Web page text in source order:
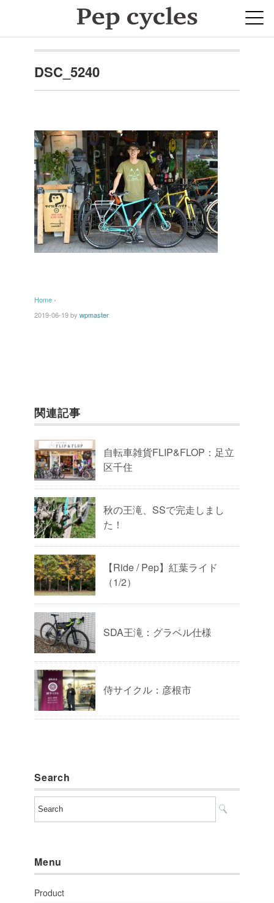
DSC_5240
Home ›
2019-06-19by wpmaster
関連記事
自転車雑貨FLIP&FLOP：足立
区千住
秋の王滝、SSで完走しまし
た！
【Ride / Pep】紅葉ライド
（1/2）
SDA王滝：グラベル仕様
侍サイクル：彦根市
Search
Menu
Product